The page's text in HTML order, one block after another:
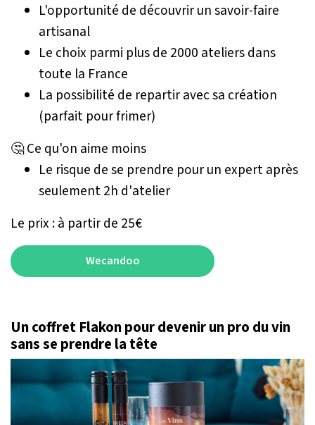
L'opportunité de découvrir un savoir-faire
artisanal
Le choix parmi plus de 2000 ateliers dans
toute la France
La possibilité de repartir avec sa création
(parfait pour frimer)
🤔 Ce qu'on aime moins
Le risque de se prendre pour un expert après
seulement 2h d'atelier
Le prix : à partir de 25€
Wecandoo
Un coffret Flakon pour devenir un pro du vin
sans se prendre la tête